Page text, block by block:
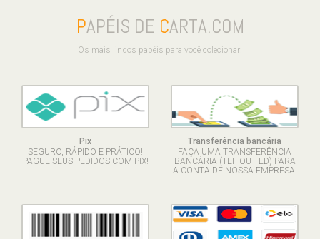
PAPÉIS DE CARTA.COM
Os mais lindos papéis para você colecionar!
Pix
SEGURO, RÁPIDO E PRÁTICO!
PAGUE SEUS PEDIDOS COM PIX!
Transferência bancária
FAÇA UMA TRANSFERÊNCIA
BANCÁRIA (TEF OU TED) PARA
A CONTA DE NOSSA EMPRESA.